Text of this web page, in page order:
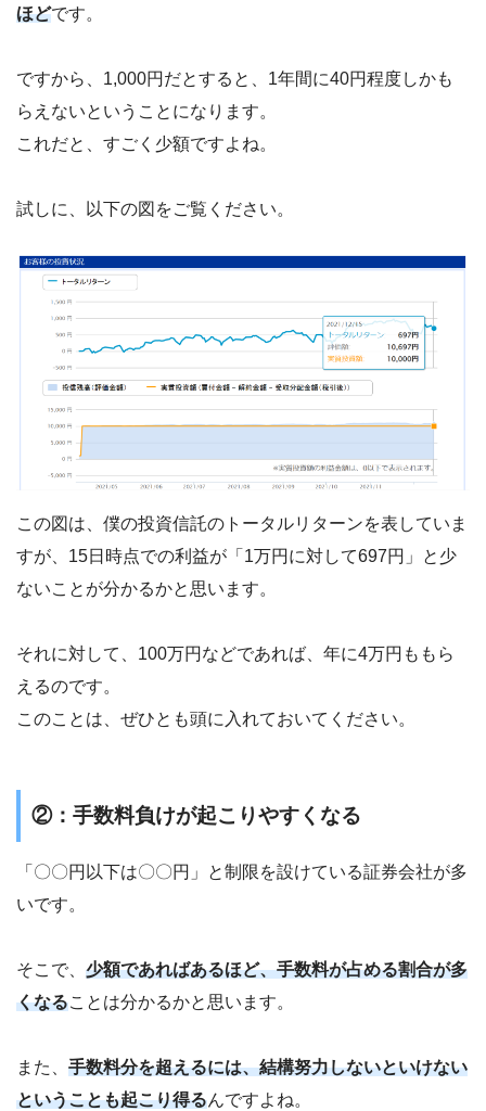
ほどです。
ですから、1,000円だとすると、1年間に40円程度しかも
らえないということになります。
これだと、すごく少額ですよね。
試しに、以下の図をご覧ください。
この図は、僕の投資信託のトータルリターンを表していま
すが、15日時点での利益が「1万円に対して697円」と少
ないことが分かるかと思います。
それに対して、100万円などであれば、年に4万円ももら
えるのです。
このことは、ぜひとも頭に入れておいてください。
②：手数料負けが起こりやすくなる
「〇〇円以下は〇〇円」と制限を設けている証券会社が多
いです。
そこで、 少額であればあるほど、手数料が占める割合が多
くなることは分かるかと思います。
また、 手数料分を超えるには、結構努力しないといけない
ということも起こり得るんですよね。